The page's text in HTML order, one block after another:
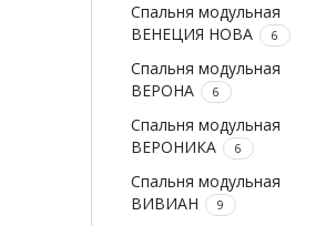
Спальня модульная
ВЕНЕЦИЯ НОВА
6
Спальня модульная
ВЕРОНА
6
Спальня модульная
ВЕРОНИКА
6
Спальня модульная
ВИВИАН
9